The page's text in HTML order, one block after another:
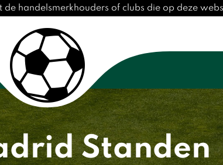
handelsmerkhouders of clubs die op deze
Standen